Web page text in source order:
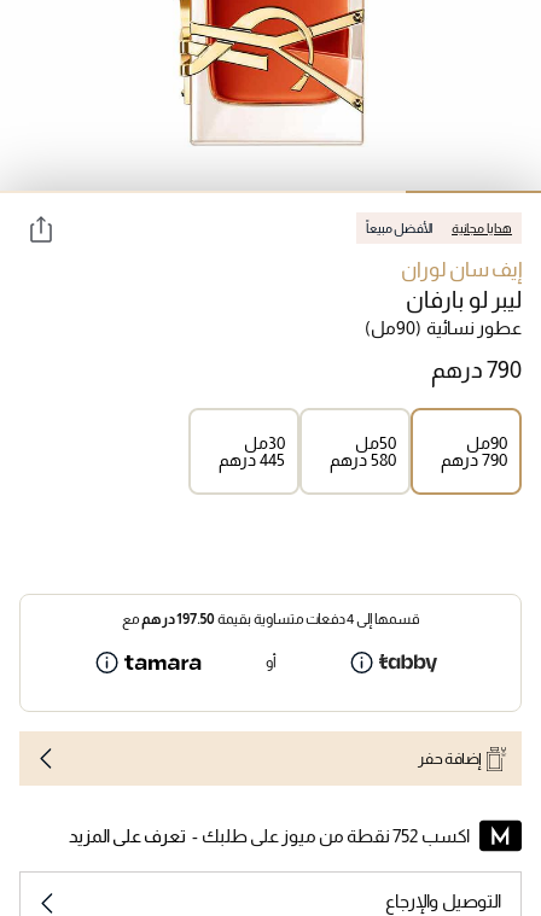
هدايا مجانية الأفضل مبيعاً
إيف سان لوران
ليبر لو بارفان
عطور نسائية (90مل)
90مل
⁦790⁩ درهم
50مل
⁦580⁩ درهم
30مل
⁦445⁩ درهم
قسمها إلى 4 دفعات متساوية بقيمة 197.50درهممع
أو
إضافة حفر
اكسب 752 نقطة من ميوز على طلبك - تعرف على المزيد
التوصيل والإرجاع